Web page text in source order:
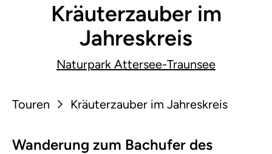
Kräuterzauber im
Jahreskreis
Naturpark Attersee-Traunsee
Touren Kräuterzauber im Jahreskreis
Wanderung zum Bachufer des